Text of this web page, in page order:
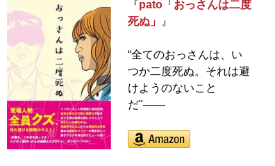
『pato「おっさんは二度
死ぬ」
』
“全てのおっさんは、い
つか二度死ぬ。それは避
けようのないこと
だ"――